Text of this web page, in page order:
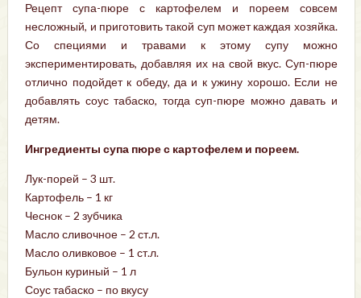
Рецепт супа-пюре с картофелем и пореем совсем
несложный, и приготовить такой суп может каждая хозяйка.
Со специями и травами к этому супу можно
экспериментировать, добавляя их на свой вкус. Суп-пюре
отлично подойдет к обеду, да и к ужину хорошо. Если не
добавлять соус табаско, тогда суп-пюре можно давать и
детям.
Ингредиенты супа пюре с картофелем и пореем.
Лук-порей – 3 шт.
Картофель – 1 кг
Чеснок – 2 зубчика
Масло сливочное – 2 ст.л.
Масло оливковое – 1 ст.л.
Бульон куриный – 1 л
Соус табаско – по вкусу